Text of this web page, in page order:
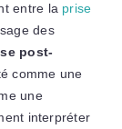
entre la prise
des
post-
comme une
une
interpréter